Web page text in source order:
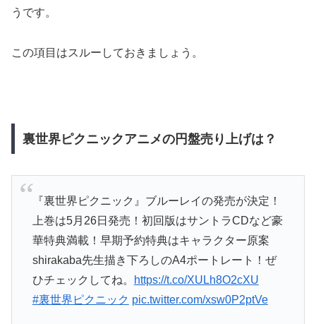
うです。
この項目はスルーしておきましょう。
裏世界ピクニックアニメの円盤売り上げは？
『裏世界ピクニック』ブルーレイの発売が決定！
上巻は5月26日発売！初回版はサントラCDなど豪
華特典満載！早期予約特典はキャラクター原案
shirakaba先生描き下ろしのA4ポートレート！ぜ
ひチェックしてね。
https://t.co/XULh8O2cXU
#裏世界ピクニック pic.twitter.com/xsw0P2ptVe